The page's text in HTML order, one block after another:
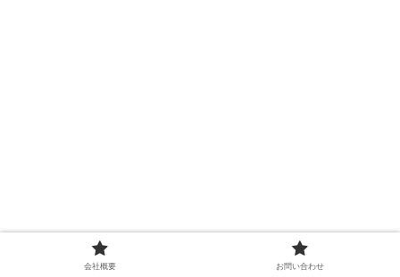
会社概要 お問い合わせ